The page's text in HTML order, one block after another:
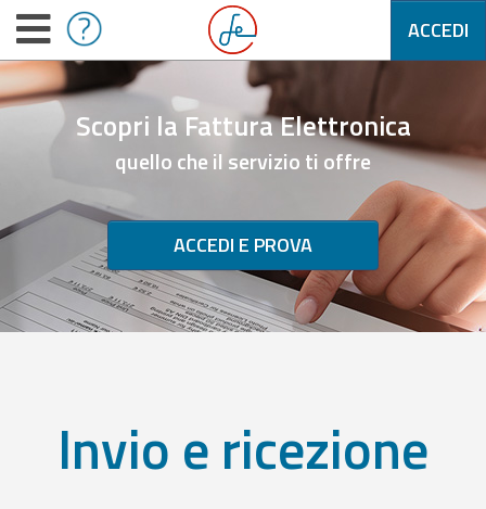
ACCEDI
Scopri la Fattura Elettronica
quello che il servizio ti offre
ACCEDI E PROVA
Invio e ricezione